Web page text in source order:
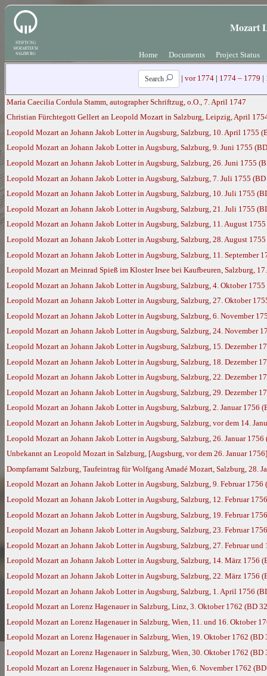
Mozart
Home Documents Project Status
Search | vor 1774 | 1774 – 1779 |
Maria Caecilia Cordula Stamm, autographer Schriftzug, o.O., 7. April 1747
Christian Fürchtegott Gellert an Leopold Mozart in Salzburg, Leipzig, April
Leopold Mozart an Johann Jakob Lotter in Augsburg, Salzburg, 10. April 1755
Leopold Mozart an Johann Jakob Lotter in Augsburg, Salzburg, 9. Juni 1755
Leopold Mozart an Johann Jakob Lotter in Augsburg, Salzburg, 26. Juni 1755
Leopold Mozart an Johann Jakob Lotter in Augsburg, Salzburg, 7. Juli 1755
Leopold Mozart an Johann Jakob Lotter in Augsburg, Salzburg, 10. Juli 1755
Leopold Mozart an Johann Jakob Lotter in Augsburg, Salzburg, 21. Juli 1755
Leopold Mozart an Johann Jakob Lotter in Augsburg, Salzburg, 11. August
Leopold Mozart an Johann Jakob Lotter in Augsburg, Salzburg, 28. August
Leopold Mozart an Johann Jakob Lotter in Augsburg, Salzburg, 11. September
Leopold Mozart an Meinrad Spieß im Kloster Irsee bei Kaufbeuren, Salzburg,
Leopold Mozart an Johann Jakob Lotter in Augsburg, Salzburg, 4. Oktober
Leopold Mozart an Johann Jakob Lotter in Augsburg, Salzburg, 27. Oktober
Leopold Mozart an Johann Jakob Lotter in Augsburg, Salzburg, 6. November
Leopold Mozart an Johann Jakob Lotter in Augsburg, Salzburg, 24. November
Leopold Mozart an Johann Jakob Lotter in Augsburg, Salzburg, 15. Dezember
Leopold Mozart an Johann Jakob Lotter in Augsburg, Salzburg, 18. Dezember
Leopold Mozart an Johann Jakob Lotter in Augsburg, Salzburg, 22. Dezember
Leopold Mozart an Johann Jakob Lotter in Augsburg, Salzburg, 29. Dezember
Leopold Mozart an Johann Jakob Lotter in Augsburg, Salzburg, 2. Januar 1756
Leopold Mozart an Johann Jakob Lotter in Augsburg, Salzburg, vor dem 14.
Leopold Mozart an Johann Jakob Lotter in Augsburg, Salzburg, 26. Januar 1756
Unbekannt an Leopold Mozart in Salzburg, [Augsburg, vor dem 26. Januar
Dompfarramt Salzburg, Taufeintrag für Wolfgang Amadé Mozart, Salzburg, 28.
Leopold Mozart an Johann Jakob Lotter in Augsburg, Salzburg, 9. Februar 1756
Leopold Mozart an Johann Jakob Lotter in Augsburg, Salzburg, 12. Februar
Leopold Mozart an Johann Jakob Lotter in Augsburg, Salzburg, 19. Februar
Leopold Mozart an Johann Jakob Lotter in Augsburg, Salzburg, 23. Februar
Leopold Mozart an Johann Jakob Lotter in Augsburg, Salzburg, 27. Februar und
Leopold Mozart an Johann Jakob Lotter in Augsburg, Salzburg, 14. März 1756
Leopold Mozart an Johann Jakob Lotter in Augsburg, Salzburg, 22. März 1756
Leopold Mozart an Johann Jakob Lotter in Augsburg, Salzburg, 1. April 1756
Leopold Mozart an Lorenz Hagenauer in Salzburg, Linz, 3. Oktober 1762 (BD
Leopold Mozart an Lorenz Hagenauer in Salzburg, Wien, 11. und 16. Oktober
Leopold Mozart an Lorenz Hagenauer in Salzburg, Wien, 19. Oktober 1762 (BD
Leopold Mozart an Lorenz Hagenauer in Salzburg, Wien, 30. Oktober 1762 (BD
Leopold Mozart an Lorenz Hagenauer in Salzburg, Wien, 6. November 1762